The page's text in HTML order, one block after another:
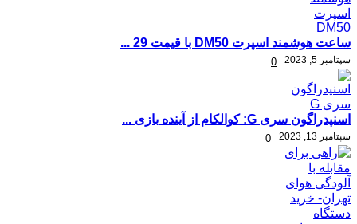
ساعت هوشمند اسپرت DM50 با قیمت 29 ...
سپتامبر 5, 2023 0
اسنپدراگون سری G: کوالکام از آینده بازی ...
سپتامبر 13, 2023 0